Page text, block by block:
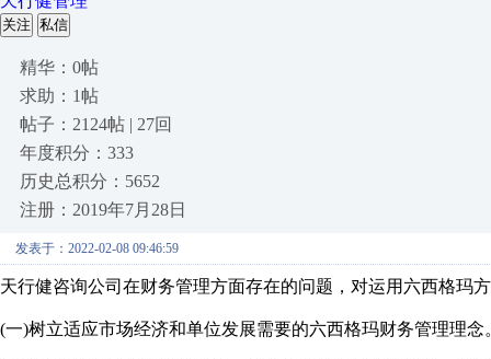
关注 私信
精华：0帖
求助：1帖
帖子：2124帖 | 27回
年度积分：333
历史总积分：5652
注册：2019年7月28日
发表于：2022-02-08 09:46:59
天行健咨询公司在财务管理方面存在的问题，对运用六西格玛
(一)树立适应市场经济和单位发展需要的六西格玛财务管理理念